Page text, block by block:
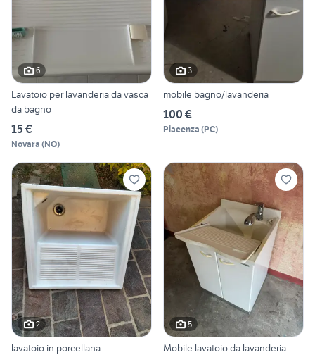
6
Lavatoio per lavanderia da vasca
da bagno
15 €
Novara (NO)
3
mobile bagno/lavanderia
100 €
Piacenza (PC)
2
lavatoio in porcellana
5
Mobile lavatoio da lavanderia.